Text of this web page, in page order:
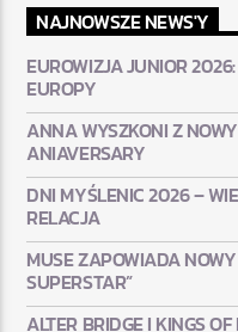
NAJNOWSZE NEWS'Y
EUROWIZJA JUNIOR
EUROPY
ANNA WYSZKONI Z
ANIAVERSARY
DNI MYŚLENIC 2026 –
RELACJA
MUSE ZAPOWIADA
SUPERSTAR”
ALTER BRIDGE I KINGS